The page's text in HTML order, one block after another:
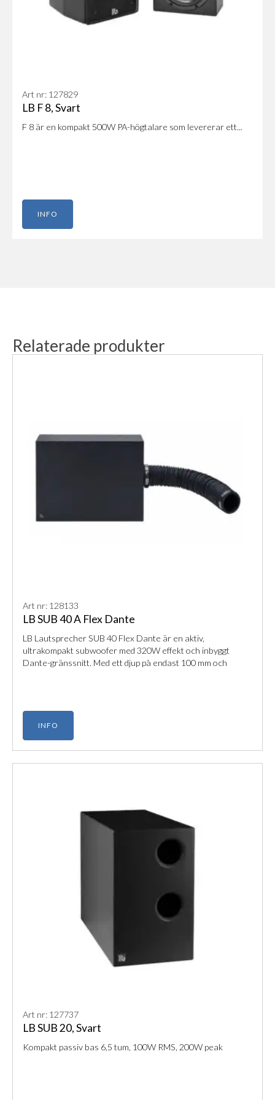
Art nr: 127829
LB F 8, Svart
F 8 är en kompakt 500W PA-högtalare som levererar ett...
INFO
Relaterade produkter
Art nr: 128133
LB SUB 40 A Flex Dante
LB Lautsprecher SUB 40 Flex Dante är en aktiv,
ultrakompakt subwoofer med 320W effekt och inbyggt
Dante-gränssnitt. Med ett djup på endast 100 mm och
INFO
Art nr: 127737
LB SUB 20, Svart
Kompakt passiv bas 6,5 tum, 100W RMS, 200W peak